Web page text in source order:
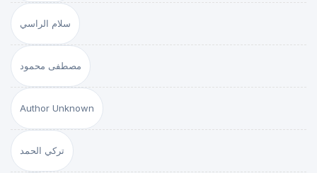
سلام الراسي
مصطفى محمود
Author Unknown
تركي الحمد